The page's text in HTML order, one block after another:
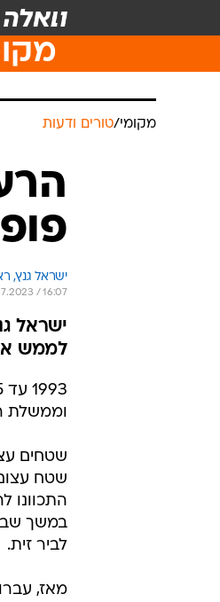
מקומי/טורים ודעות
ישראל גנץ,
/ 16:07
ישראל
לממש
וממשלת
שטחים
התכוונו
במשך
לביר זית.